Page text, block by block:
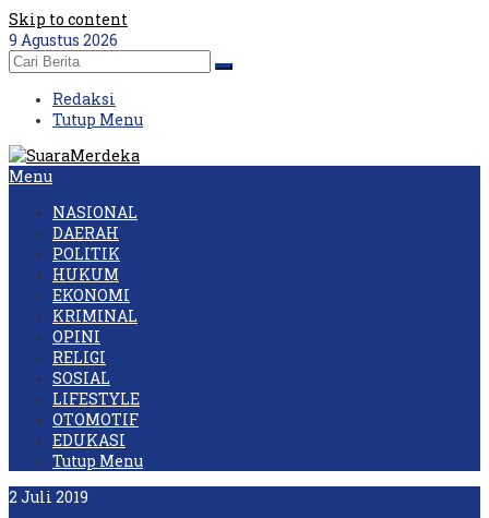
Skip to content
9 Agustus 2026
Redaksi
Tutup Menu
Menu
NASIONAL
DAERAH
POLITIK
HUKUM
EKONOMI
KRIMINAL
OPINI
RELIGI
SOSIAL
LIFESTYLE
OTOMOTIF
EDUKASI
Tutup Menu
2 Juli 2019